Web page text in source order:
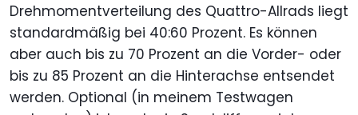
Drehmomentverteilung des Quattro-Allrads liegt
standardmäßig bei 40:60 Prozent. Es können
aber auch bis zu 70 Prozent an die Vorder- oder
bis zu 85 Prozent an die Hinterachse entsendet
werden. Optional (in meinem Testwagen